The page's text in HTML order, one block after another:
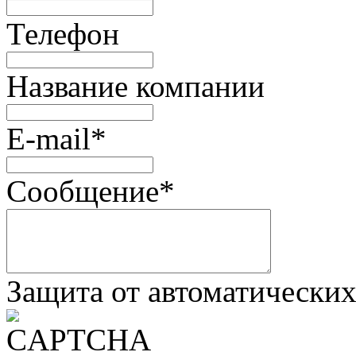
Телефон
Название компании
E-mail*
Сообщение*
Защита от